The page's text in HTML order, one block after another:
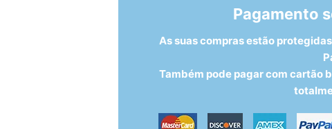
Pagamento
As suas compras estão
Também pode pagar com cartão